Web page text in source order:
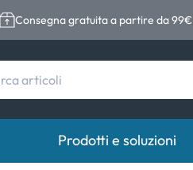
Consegna gratuita a partire da 99€
Prodotti e soluzioni